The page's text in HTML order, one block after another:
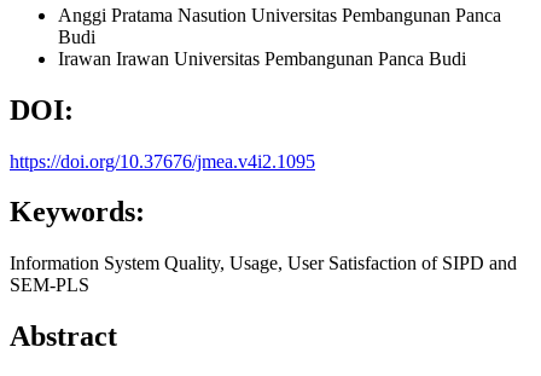
Anggi Pratama Nasution Universitas Pembangunan Panca
Budi
Irawan Irawan Universitas Pembangunan Panca Budi
DOI:
https://doi.org/10.37676/jmea.v4i2.1095
Keywords:
Information System Quality, Usage, User Satisfaction of SIPD and
SEM-PLS
Abstract